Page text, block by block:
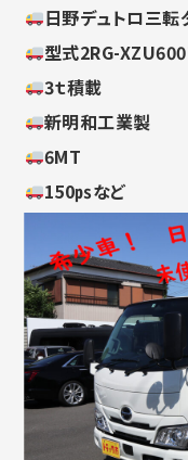
日野デュトロ三転
型式2RG-
3ｔ積載
新明和工業製
6MT
150㎰など